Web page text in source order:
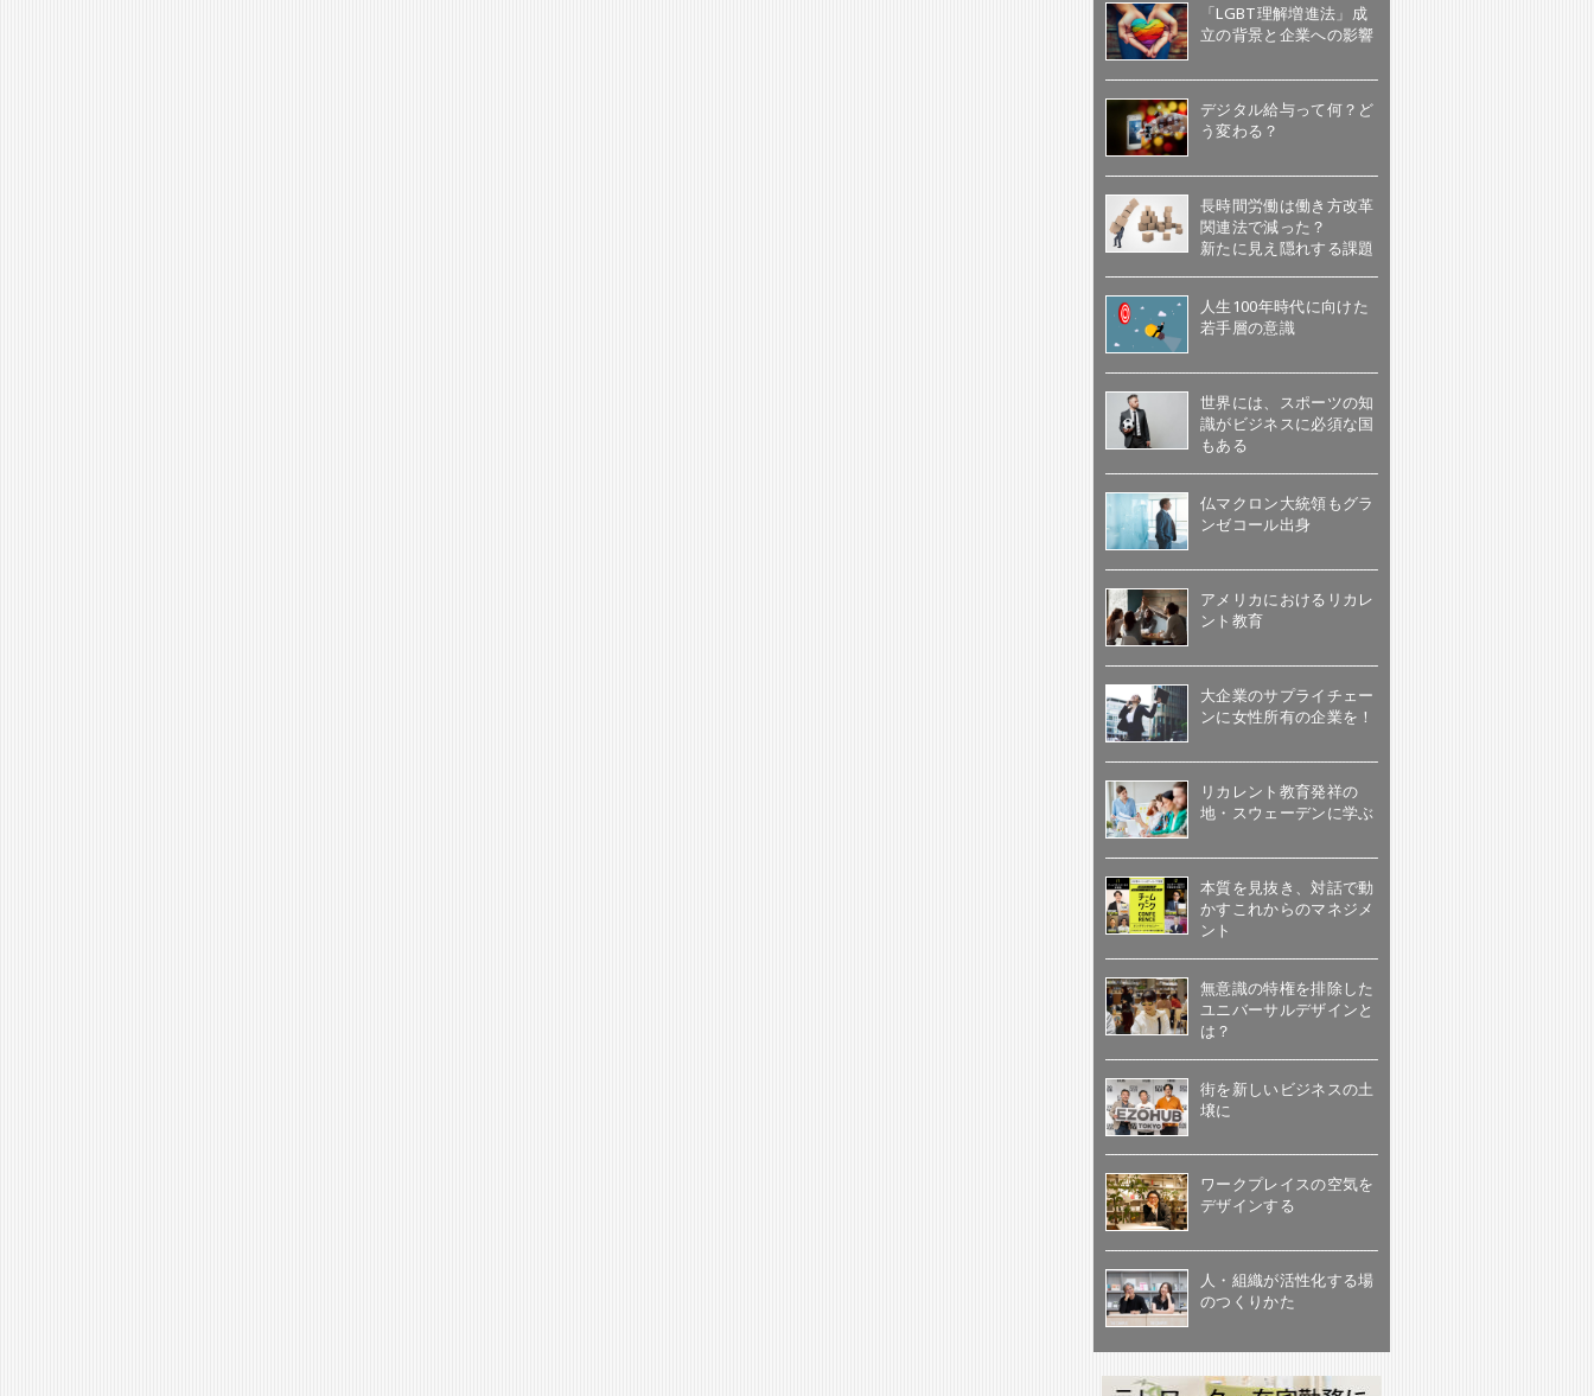
「LGBT理解増進法」成
立の背景と企業への影響
デジタル給与って何？ど
う変わる？
長時間労働は働き方改革
関連法で減った？
新たに見え隠れする課題
人生100年時代に向けた
若手層の意識
世界には、スポーツの知
識がビジネスに必須な国
もある
仏マクロン大統領もグラ
ンゼコール出身
アメリカにおけるリカレ
ント教育
大企業のサプライチェー
ンに女性所有の企業を！
リカレント教育発祥の
地・スウェーデンに学ぶ
本質を見抜き、対話で動
かすこれからのマネジメ
ント
無意識の特権を排除した
ユニバーサルデザインと
は？
街を新しいビジネスの土
壌に
ワークプレイスの空気を
デザインする
人・組織が活性化する場
のつくりかた